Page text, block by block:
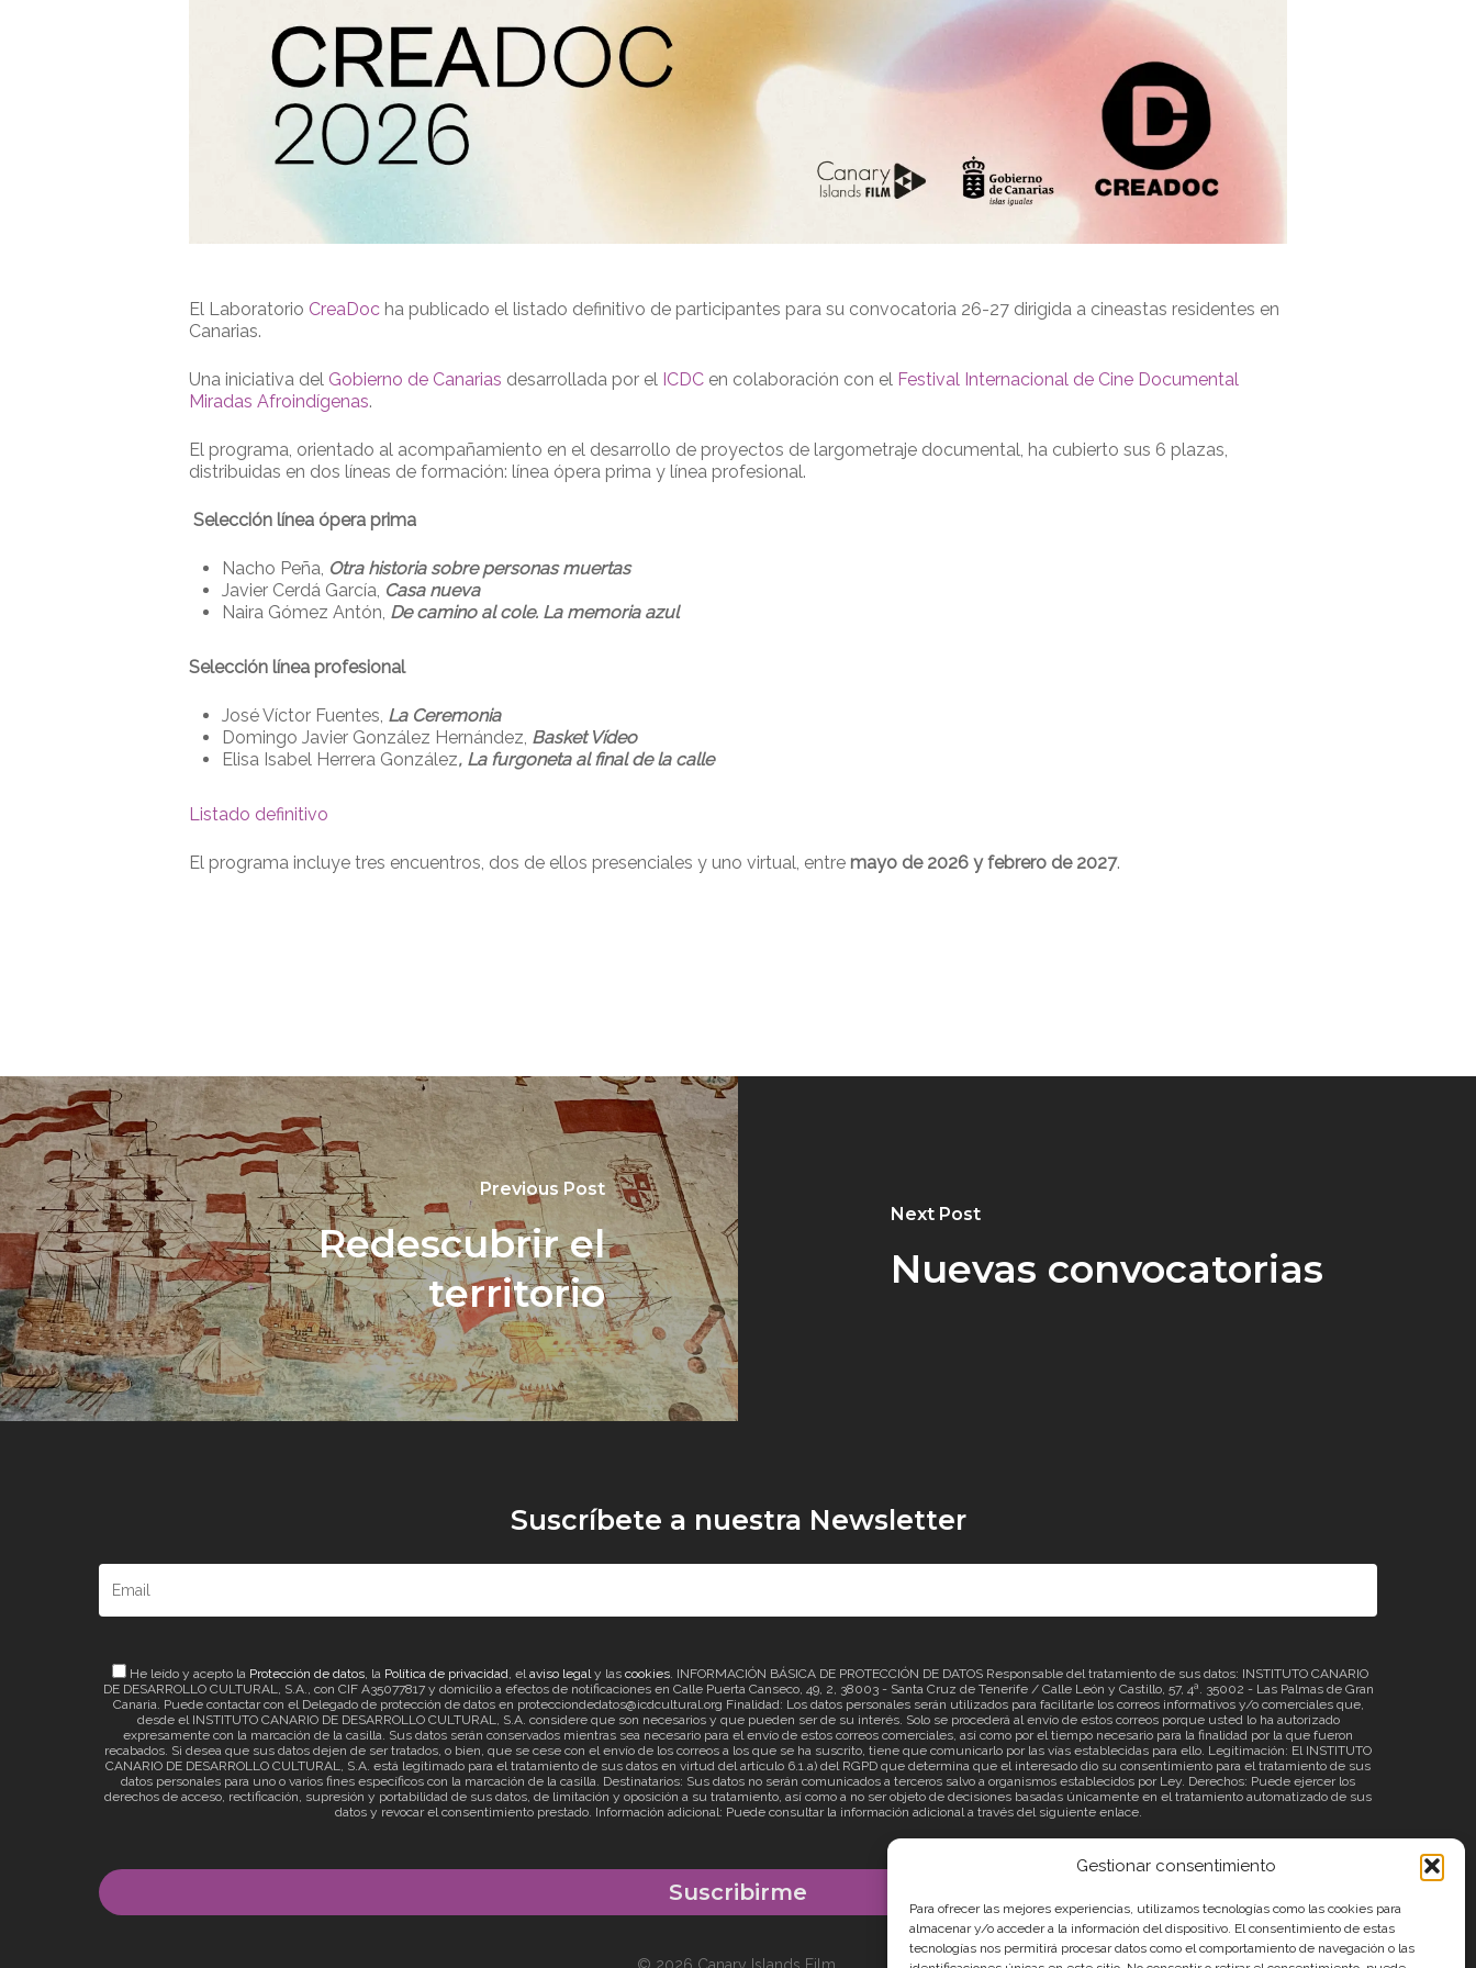
Gestionar consentimiento
Para ofrecer las mejores experiencias, utilizamos tecnologías como las cookies para
almacenar y/o acceder a la información del dispositivo. El consentimiento de estas
tecnologías nos permitirá procesar datos como el comportamiento de navegación o las
Presione enter para buscar o ESC para cerrar
El Laboratorio CreaDoc ha publicado el listado definitivo de participantes para su convocatoria 26-27 dirigida a cineastas residentes en
Canarias.
Una iniciativa del Gobierno de Canarias desarrollada por el ICDC en colaboración con el Festival Internacional de Cine Documental
Miradas Afroindígenas.
El programa, orientado al acompañamiento en el desarrollo de proyectos de largometraje documental, ha cubierto sus 6 plazas,
distribuidas en dos líneas de formación: línea ópera prima y línea profesional.
Selección línea ópera prima
Nacho Peña, Otra historia sobre personas muertas
Javier Cerdá García, Casa nueva
Naira Gómez Antón, De camino al cole. La memoria azul
Selección línea profesional
José Víctor Fuentes, La Ceremonia
Domingo Javier González Hernández, Basket Vídeo
Elisa Isabel Herrera González, La furgoneta al final de la calle
Listado definitivo
El programa incluye tres encuentros, dos de ellos presenciales y uno virtual, entre mayo de 2026 y febrero de 2027.
Previous Post
Redescubrir el
territorio
Next Post
Nuevas convocatorias
Suscríbete a nuestra Newsletter
He leído y acepto la Protección de datos, la Política de privacidad, elaviso legaly las cookies. INFORMACIÓN BÁSICA DE PROTECCIÓN DE DATOS Responsable del tratamiento de sus datos: INSTITUTO CANARIO
DE DESARROLLO CULTURAL, S.A., con CIF A35077817 y domicilio a efectos de notificaciones en Calle Puerta Canseco, 49, 2, 38003 - Santa Cruz de Tenerife / Calle León y Castillo, 57, 4ª. 35002 - Las Palmas de Gran
Canaria. Puede contactar con el Delegado de protección de datos en protecciondedatos@icdcultural.org Finalidad: Los datos personales serán utilizados para facilitarle los correos informativos y/o comerciales que,
desde el INSTITUTO CANARIO DE DESARROLLO CULTURAL, S.A. considere que son necesarios y que pueden ser de su interés. Solo se procederá al envío de estos correos porque usted lo ha autorizado
expresamente con la marcación de la casilla. Sus datos serán conservados mientras sea necesario para el envío de estos correos comerciales, así como por el tiempo necesario para la finalidad por la que fueron
recabados. Si desea que sus datos dejen de ser tratados, o bien, que se cese con el envío de los correos a los que se ha suscrito, tiene que comunicarlo por las vías establecidas para ello. Legitimación: El INSTITUTO
CANARIO DE DESARROLLO CULTURAL, S.A. está legitimado para el tratamiento de sus datos en virtud del artículo 6.1.a) del RGPD que determina que el interesado dio su consentimiento para el tratamiento de sus
datos personales para uno o varios fines específicos con la marcación de la casilla. Destinatarios: Sus datos no serán comunicados a terceros salvo a organismos establecidos por Ley. Derechos: Puede ejercer los
derechos de acceso, rectificación, supresión y portabilidad de sus datos, de limitación y oposición a su tratamiento, así como a no ser objeto de decisiones basadas únicamente en el tratamiento automatizado de sus
datos y revocar el consentimiento prestado. Información adicional: Puede consultar la información adicional a través del siguiente enlace.